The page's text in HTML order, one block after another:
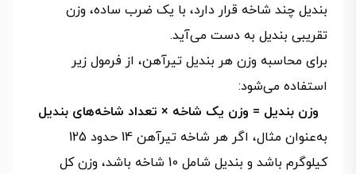
بندیل چند شاخه قرار دارد، با یک ضرب ساده، وزن
تقریبی بندیل به دست می‌آید.
برای محاسبه وزن هر بندیل تیرآهن، از فرمول زیر
استفاده می‌شود:
وزن بندیل = وزن یک شاخه × تعداد شاخه‌های بندیل
به‌عنوان مثال، اگر هر شاخه تیرآهن 14 حدود 125
کیلوگرم باشد و بندیل شامل 10 شاخه باشد، وزن کل